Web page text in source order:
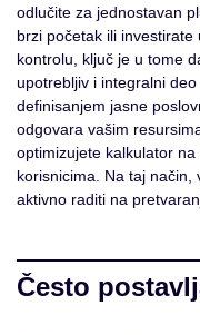
odlučite za jednostavan
brzi početak ili
kontrolu, ključ je u tome
upotrebljiv i integralni deo
definisanjem jasne
odgovara vašim
optimizujete kalkulator
korisnicima. Na taj
aktivno raditi na
Često